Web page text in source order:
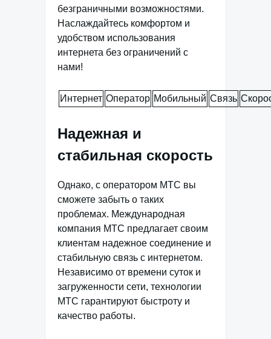
безграничными возможностями.
Наслаждайтесь комфортом и
удобством использования
интернета без ограничений с
нами!
Интернет Оператор Мобильный Связь
Надежная и
стабильная скорость
Однако, с оператором МТС вы
сможете забыть о таких
проблемах. Международная
компания МТС предлагает своим
клиентам надежное соединение и
стабильную связь с интернетом.
Независимо от времени суток и
загруженности сети, технологии
МТС гарантируют быстроту и
качество работы.